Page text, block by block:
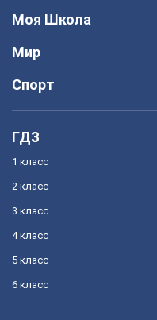
Моя Школа
Мир
Спорт
ГДЗ
1 класс
2 класс
3 класс
4 класс
5 класс
6 класс